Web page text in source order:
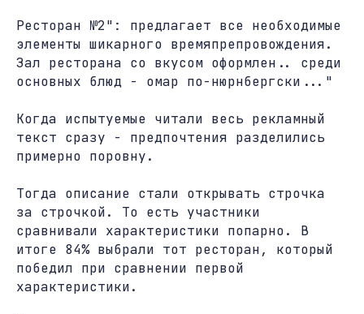
Ресторан №2": предлагает все необходимые
элементы шикарного времяпрепровождения.
Зал ресторана со вкусом оформлен.. среди
основных блюд - омар по-нюрнбергски..."
Когда испытуемые читали весь рекламный
текст сразу - предпочтения разделились
примерно поровну.
Тогда описание стали открывать строчка
за строчкой. То есть участники
сравнивали характеристики попарно. В
итоге 84% выбрали тот ресторан, который
победил при сравнении первой
характеристики.